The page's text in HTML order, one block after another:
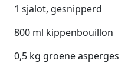
1 sjalot, gesnipperd
800 ml kippenbouillon
0,5 kg groene asperges